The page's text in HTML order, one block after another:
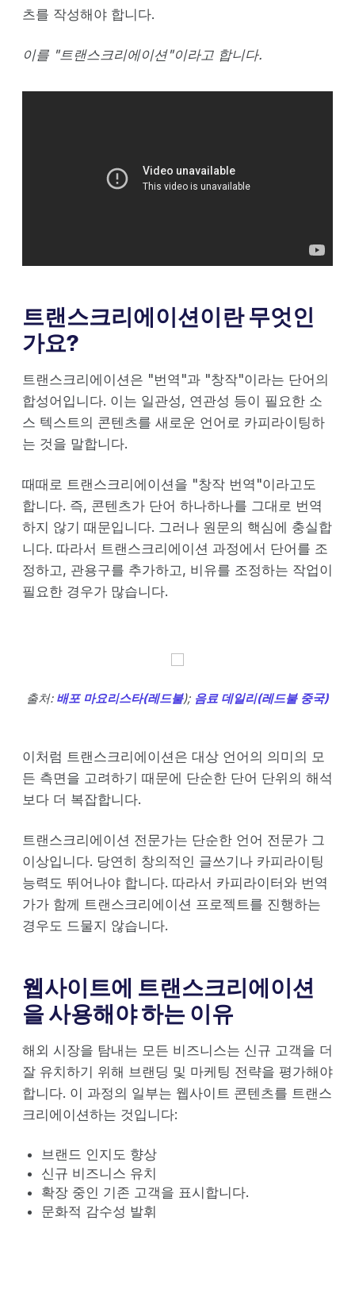
츠를 작성해야 합니다.
이를 "트랜스크리에이션"이라고 합니다.
트랜스크리에이션이란 무엇인
가요?
트랜스크리에이션은 "번역"과 "창작"이라는 단어의
합성어입니다. 이는 일관성, 연관성 등이 필요한 소
스 텍스트의 콘텐츠를 새로운 언어로 카피라이팅하
는 것을 말합니다.
때때로 트랜스크리에이션을 "창작 번역"이라고도
합니다. 즉, 콘텐츠가 단어 하나하나를 그대로 번역
하지 않기 때문입니다. 그러나 원문의 핵심에 충실합
니다. 따라서 트랜스크리에이션 과정에서 단어를 조
정하고, 관용구를 추가하고, 비유를 조정하는 작업이
필요한 경우가 많습니다.
출처: 배포 마요리스타(레드불); 음료 데일리(레드불 중국)
이처럼 트랜스크리에이션은 대상 언어의 의미의 모
든 측면을 고려하기 때문에 단순한 단어 단위의 해석
보다 더 복잡합니다.
트랜스크리에이션 전문가는 단순한 언어 전문가 그
이상입니다. 당연히 창의적인 글쓰기나 카피라이팅
능력도 뛰어나야 합니다. 따라서 카피라이터와 번역
가가 함께 트랜스크리에이션 프로젝트를 진행하는
경우도 드물지 않습니다.
웹사이트에 트랜스크리에이션
을 사용해야 하는 이유
해외 시장을 탐내는 모든 비즈니스는 신규 고객을 더
잘 유치하기 위해 브랜딩 및 마케팅 전략을 평가해야
합니다. 이 과정의 일부는 웹사이트 콘텐츠를 트랜스
크리에이션하는 것입니다:
브랜드 인지도 향상
신규 비즈니스 유치
확장 중인 기존 고객을 표시합니다.
문화적 감수성 발휘